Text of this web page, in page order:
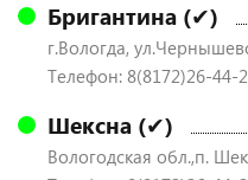
Бригантина (✔)
г.Вологда,
Телефон: 8(8172)26-44-
Шексна (✔)
Вологодская обл.,п.